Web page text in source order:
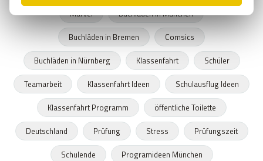
Marvel
Buchläden in München
Buchläden in Bremen
Comsics
Buchläden in Nürnberg
Klassenfahrt
Schüler
Teamarbeit
Klassenfahrt Ideen
Schulausflug Ideen
Klassenfahrt Programm
öffentliche Toilette
Deutschland
Prüfung Stress
Prüfungszeit
Schulende
Programideen München